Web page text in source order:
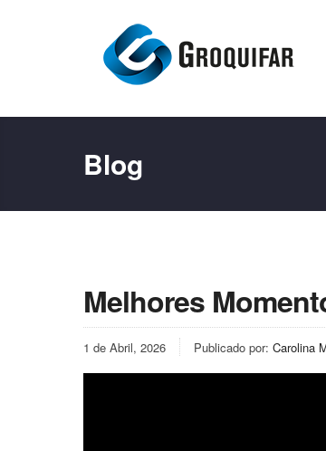
Blog
Melhores
1 de Abril, 2026 Publicado por: Carolina